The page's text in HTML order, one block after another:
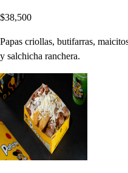
$38,500
Papas criollas, butifarras,
y salchicha ranchera.